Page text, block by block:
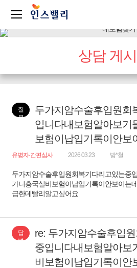
상담 게
질
문
두가지암수술후입원회
입니다내보험알아보기
보험이납입기록이안보
유병자·간편심사 2026.03.23 방*철
두가지암수술후입원회복기다리고있는중
가니흥국실비보험이납입기록이안보이는
급한데빨리알고싶어요
답
변
re: 두가지암수술후입
중입니다내보험알아보
비보험이납입기록이안